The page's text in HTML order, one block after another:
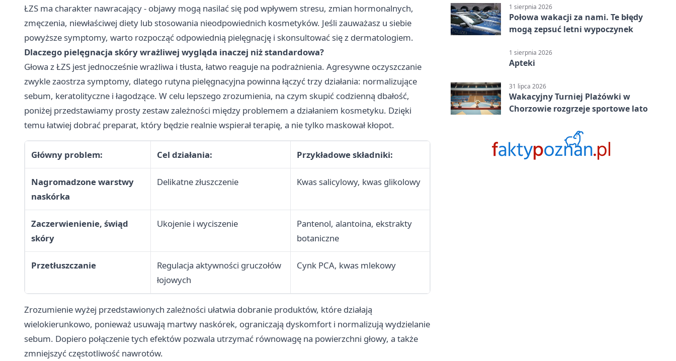
ŁZS ma charakter nawracający - objawy mogą nasilać się pod wpływem stresu, zmian hormonalnych,
zmęczenia, niewłaściwej diety lub stosowania nieodpowiednich kosmetyków. Jeśli zauważasz u siebie
powyższe symptomy, warto rozpocząć odpowiednią pielęgnację i skonsultować się z dermatologiem.
Dlaczego pielęgnacja skóry wrażliwej wygląda inaczej niż standardowa?
Głowa z ŁZS jest jednocześnie wrażliwa i tłusta, łatwo reaguje na podrażnienia. Agresywne oczyszczanie
zwykle zaostrza symptomy, dlatego rutyna pielęgnacyjna powinna łączyć trzy działania: normalizujące
sebum, keratolityczne i łagodzące. W celu lepszego zrozumienia, na czym skupić codzienną dbałość,
poniżej przedstawiamy prosty zestaw zależności między problemem a działaniem kosmetyku. Dzięki
temu łatwiej dobrać preparat, który będzie realnie wspierał terapię, a nie tylko maskował kłopot.
Główny problem: Cel działania: Przykładowe składniki:
Nagromadzone warstwy
naskórka
Delikatne złuszczenie Kwas salicylowy, kwas glikolowy
Zaczerwienienie, świąd
skóry
Ukojenie i wyciszenie
Pantenol, alantoina, ekstrakty
botaniczne
Przetłuszczanie
Regulacja aktywności gruczołów
łojowych
Cynk PCA, kwas mlekowy
Zrozumienie wyżej przedstawionych zależności ułatwia dobranie produktów, które działają
wielokierunkowo, ponieważ usuwają martwy naskórek, ograniczają dyskomfort i normalizują wydzielanie
sebum. Dopiero połączenie tych efektów pozwala utrzymać równowagę na powierzchni głowy, a także
zmniejszyć częstotliwość nawrotów.
1 sierpnia 2026
Połowa wakacji za nami. Te błędy
mogą zepsuć letni wypoczynek
1 sierpnia 2026
Apteki
31 lipca 2026
Wakacyjny Turniej Plażówki w
Chorzowie rozgrzeje sportowe lato